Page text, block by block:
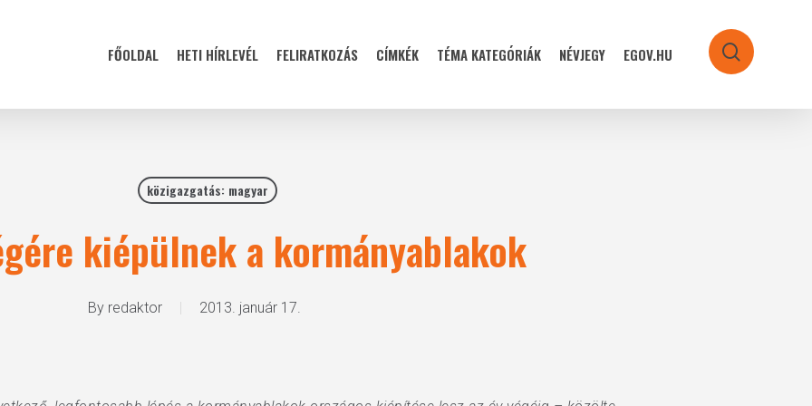
FŐOLDAL HETI HÍRLEVÉL FELIRATKOZÁS CÍMKÉK TÉMA KATEGÓRIÁK NÉVJEGY EGOV.HU search
közigazgatás: magyar
kiépülnek a kormányablakok
By redaktor 2013. január 17.